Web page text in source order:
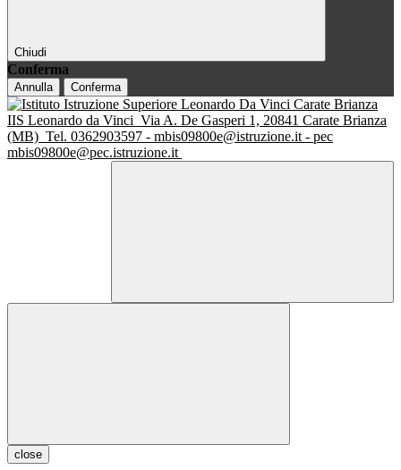
Chiudi
Conferma
Annulla Conferma
IIS Leonardo da Vinci Via A. De Gasperi 1, 20841 Carate Brianza
(MB) Tel. 0362903597 - mbis09800e@istruzione.it - pec
mbis09800e@pec.istruzione.it
close